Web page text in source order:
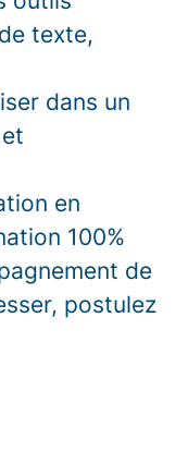
texte,
dans un
en
100%
de
postulez